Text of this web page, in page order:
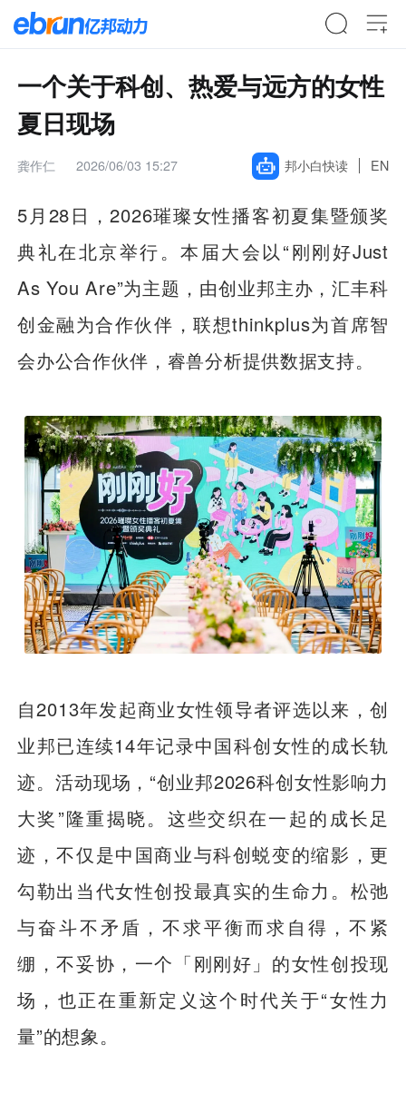
一个关于科创、热爱与远方的女性
夏日现场
龚作仁 2026/06/03 15:27 邦小白快读 EN
5月28日，2026璀璨女性播客初夏集暨颁奖
典礼在北京举行。本届大会以“刚刚好Just
As You Are”为主题，由创业邦主办，汇丰科
创金融为合作伙伴，联想thinkplus为首席智
会办公合作伙伴，睿兽分析提供数据支持。
自2013年发起商业女性领导者评选以来，创
业邦已连续14年记录中国科创女性的成长轨
迹。活动现场，“创业邦2026科创女性影响力
大奖”隆重揭晓。这些交织在一起的成长足
迹，不仅是中国商业与科创蜕变的缩影，更
勾勒出当代女性创投最真实的生命力。松弛
与奋斗不矛盾，不求平衡而求自得，不紧
绷，不妥协，一个「刚刚好」的女性创投现
场，也正在重新定义这个时代关于“女性力
量”的想象。